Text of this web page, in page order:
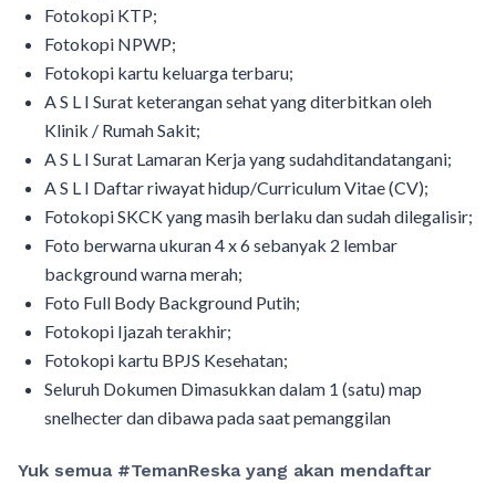
Fotokopi KTP;
Fotokopi NPWP;
Fotokopi kartu keluarga terbaru;
A S L I Surat keterangan sehat yang diterbitkan oleh
Klinik / Rumah Sakit;
A S L I Surat Lamaran Kerja yang sudahditandatangani;
A S L I Daftar riwayat hidup/Curriculum Vitae (CV);
Fotokopi SKCK yang masih berlaku dan sudah dilegalisir;
Foto berwarna ukuran 4 x 6 sebanyak 2 lembar
background warna merah;
Foto Full Body Background Putih;
Fotokopi Ijazah terakhir;
Fotokopi kartu BPJS Kesehatan;
Seluruh Dokumen Dimasukkan dalam 1 (satu) map
snelhecter dan dibawa pada saat pemanggilan
Yuk semua #TemanReska yang akan mendaftar